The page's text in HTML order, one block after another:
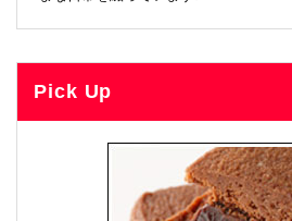
Pick Up